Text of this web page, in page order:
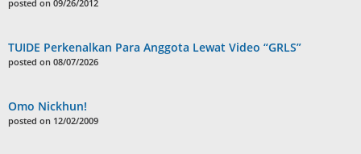
posted on 09/26/2012
TUIDE Perkenalkan Para Anggota Lewat Video “GRLS”
posted on 08/07/2026
Omo Nickhun!
posted on 12/02/2009